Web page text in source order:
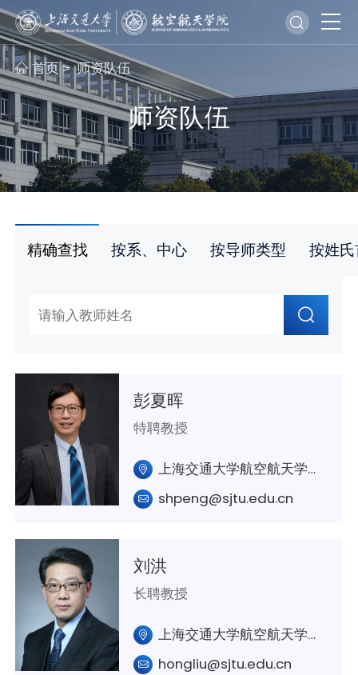
首页 > 师资队伍
师资队伍
精确查找 按系、中心 按导师类型 按姓
彭夏晖
特聘教授
上海交通大学航空航天学院A349
shpeng@sjtu.edu.cn
刘洪
长聘教授
上海交通大学航空航天学院A411室
hongliu@sjtu.edu.cn